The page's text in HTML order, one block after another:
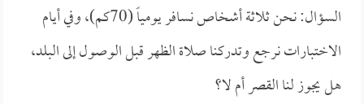
السؤال: نحن ثلاثة أشخاص نسافر يومياً (70كم)، وفي أيام
الاختبارات نرجع وتدركنا صلاة الظهر قبل الوصول إلى البلد،
هل يجوز لنا القصر أم لا؟